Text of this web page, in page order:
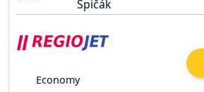
Špičák
Economy